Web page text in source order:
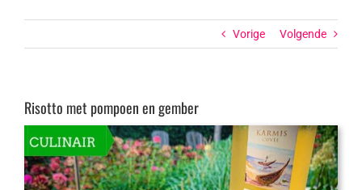
Vorige Volgende
Risotto met pompoen en gember